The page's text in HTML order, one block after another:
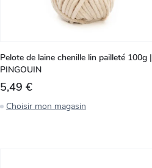
Pelote de laine chenille lin pailleté 100g |
PINGOUIN
5,49 €
Choisir mon magasin